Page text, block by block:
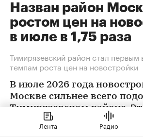
Назван район
ростом цен на
в июле в 1,75 раза
Тимирязевский район стал первым
темпам роста цен на новостройки
В июле 2026 года
Москве сильнее всего
Тимирязевском районе.
появлением в экспозиции
проекта бизнес-класса
Лента Радио